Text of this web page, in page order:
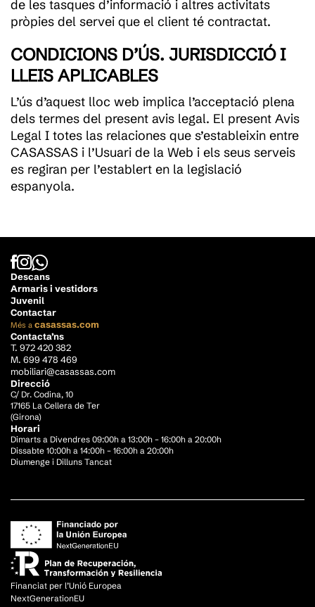
de les tasques d’informació i altres activitats
pròpies del servei que el client té contractat.
CONDICIONS D’ÚS. JURISDICCIÓ I
LLEIS APLICABLES
L’ús d’aquest lloc web implica l’acceptació plena
dels termes del present avis legal. El present Avis
Legal I totes las relaciones que s’estableixin entre
CASASSAS i l’Usuari de la Web i els seus serveis
es regiran per l’establert en la legislació
espanyola.
Descans
Armaris i vestidors
Juvenil
Contactar
Més a casassas.com
Contacta’ns
T. 972 420 382
M. 699 478 469
mobiliari@casassas.com
Direcció
C/ Dr. Codina, 10
17165 La Cellera de Ter
(Girona)
Horari
Dimarts a Divendres 09:00h a 13:00h – 16:00h a 20:00h
Dissabte 10:00h a 14:00h – 16:00h a 20:00h
Diumenge i Dilluns Tancat
Financiat per l’Unió Europea
NextGenerationEU